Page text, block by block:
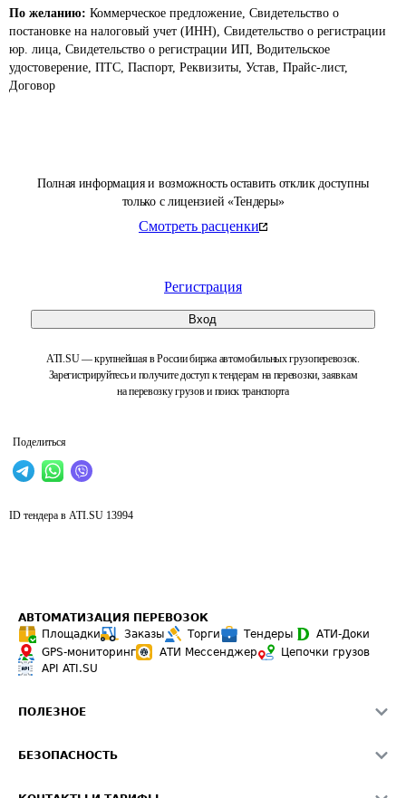
Полная информация и возможность оставить отклик доступны
только с лицензией «Тендеры»
Смотреть расценки
Регистрация
Вход
ATI.SU — крупнейшая в России биржа автомобильных грузоперевозок.
Зарегистрируйтесь и получите доступ к тендерам на перевозки, заявкам
на перевозку грузов и поиск транспорта
Поделиться
По желанию: Коммерческое предложение, Свидетельство о
постановке на налоговый учет (ИНН), Свидетельство о регистрации
юр. лица, Свидетельство о регистрации ИП, Водительское
удостоверение, ПТС, Паспорт, Реквизиты, Устав, Прайс-лист,
Договор
ID тендера в ATI.SU 13994
АВТОМАТИЗАЦИЯ ПЕРЕВОЗОК
Площадки
Заказы Торги Тендеры
АТИ-Доки
GPS-мониторинг
АТИ Мессенджер
Цепочки грузов
API ATI.SU
ПОЛЕЗНОЕ
Звезды ATI.SU на вашем сайте
БЕЗОПАСНОСТЬ